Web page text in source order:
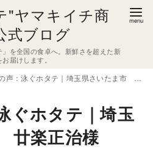
"ヤマキイチ商
ブログ
を全国の食卓へ。新鮮さを超えた新
届けします。
：泳ぐホタテ｜埼玉県さいたま市 廿楽正治様
ぐホタテ｜埼玉
廿楽正治様